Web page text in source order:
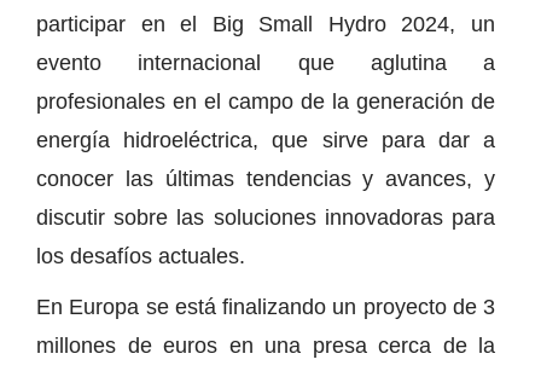
participar en el Big Small Hydro 2024, un
evento internacional que aglutina a
profesionales en el campo de la generación de
energía hidroeléctrica, que sirve para dar a
conocer las últimas tendencias y avances, y
discutir sobre las soluciones innovadoras para
los desafíos actuales.
En Europa se está finalizando un proyecto de 3
millones de euros en una presa cerca de la